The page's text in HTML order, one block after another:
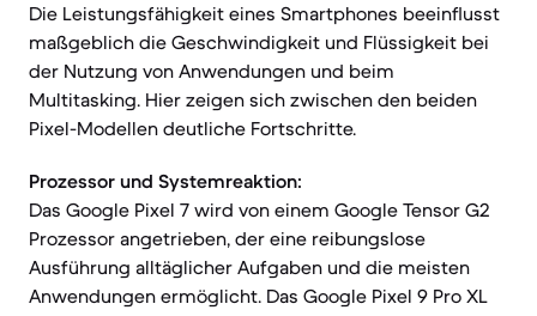
Die Leistungsfähigkeit eines Smartphones beeinflusst
maßgeblich die Geschwindigkeit und Flüssigkeit bei
der Nutzung von Anwendungen und beim
Multitasking. Hier zeigen sich zwischen den beiden
Pixel-Modellen deutliche Fortschritte.
Prozessor und Systemreaktion:
Das Google Pixel 7 wird von einem Google Tensor G2
Prozessor angetrieben, der eine reibungslose
Ausführung alltäglicher Aufgaben und die meisten
Anwendungen ermöglicht. Das Google Pixel 9 Pro XL